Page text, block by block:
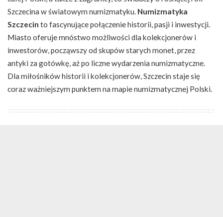
Szczecina w światowym numizmatyku. Numizmatyka
Szczecin to fascynujące połączenie historii, pasji i inwestycji.
Miasto oferuje mnóstwo możliwości dla kolekcjonerów i
inwestorów, począwszy od skupów starych monet, przez
antyki za gotówkę, aż po liczne wydarzenia numizmatyczne.
Dla miłośników historii i kolekcjonerów, Szczecin staje się
coraz ważniejszym punktem na mapie numizmatycznej Polski.